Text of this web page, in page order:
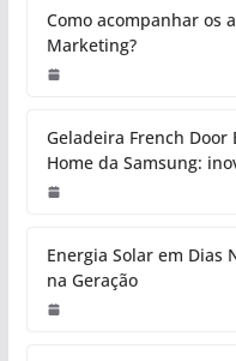
Como acompanhar os
Marketing?
Geladeira French Door
Home da Samsung:
Energia Solar em Dias
na Geração